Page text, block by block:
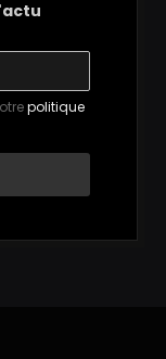
politique